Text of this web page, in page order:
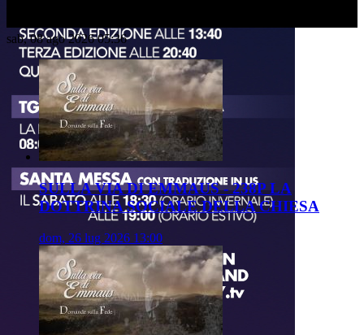
sab, 08 ago 2026 05:36
SULLA VIA DI EMMAUS - 238P LA
DOTTRINA SOCIALE DELLA CHIESA
dom, 26 lug 2026 13:00